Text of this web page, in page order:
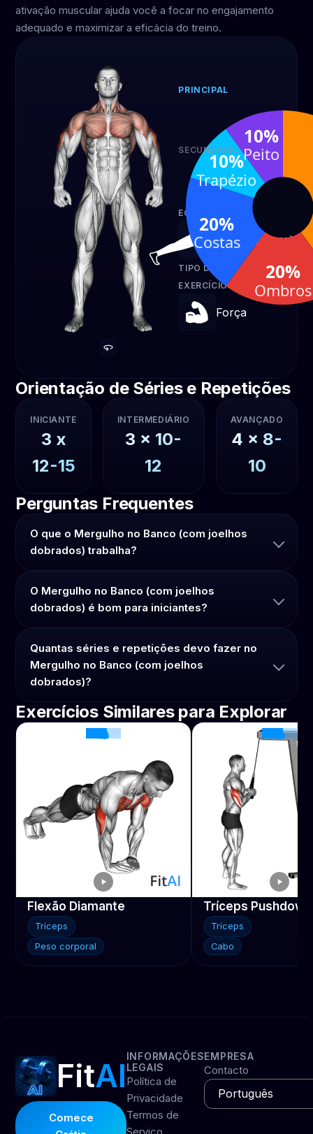
ativação muscular ajuda você a focar no engajamento
adequado e maximizar a eficácia do treino.
PRINCIPAL
40%
SECUNDÁRIO
Ombros
20%
EQUIPAMENTO
Peso corporal
TIPO DE
EXERCÍCIO
Força
20%
Ombros
20%
Costas
10%
Trapézio
10%
Peito
Orientação de Séries e Repetições
INICIANTE
3 x
12-15
INTERMEDIÁRIO
3 x 10-
12
AVANÇADO
4 x 8-
10
Perguntas Frequentes
O que o Mergulho no Banco (com joelhos
dobrados) trabalha?
O Mergulho no Banco (com joelhos
dobrados) é bom para iniciantes?
Quantas séries e repetições devo fazer no
Mergulho no Banco (com joelhos
dobrados)?
Exercícios Similares para Explorar
Flexão Diamante
Tríceps
Peso corporal
Tríceps
Cabo
FitAI
Comece
INFORMAÇÕES
LEGAIS
Política de
Privacidade
Termos de
EMPRESA
Contacto